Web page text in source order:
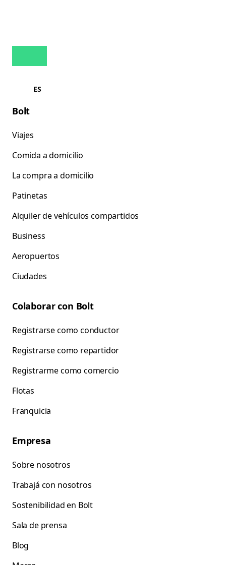
ES
Bolt
Viajes
Comida a domicilio
La compra a domicilio
Patinetas
Alquiler de vehículos compartidos
Business
Aeropuertos
Ciudades
Colaborar con Bolt
Registrarse como conductor
Registrarse como repartidor
Registrarme como comercio
Flotas
Franquicia
Empresa
Sobre nosotros
Trabajá con nosotros
Sostenibilidad en Bolt
Sala de prensa
Blog